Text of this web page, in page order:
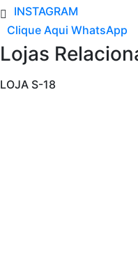
INSTAGRAM
Clique Aqui WhatsApp
Lojas
LOJA S-18